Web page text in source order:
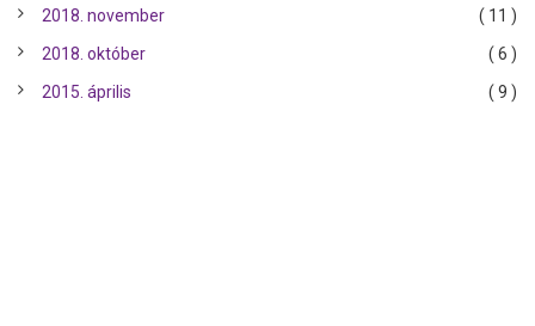
2018. november
( 11 )
2018. október
( 6 )
2015. április
( 9 )